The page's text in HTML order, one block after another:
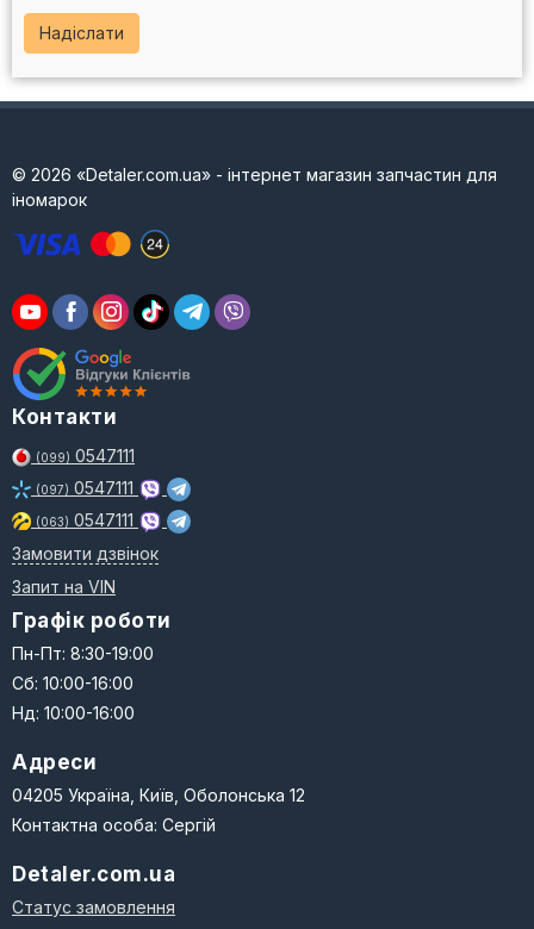
Надіслати
© 2026 «Detaler.com.ua» - інтернет магазин запчастин для
іномарок
Контакти
(099) 0547111
(097) 0547111
(063) 0547111
Замовити дзвінок
Запит на VIN
Графік роботи
Пн-Пт: 8:30-19:00
Сб: 10:00-16:00
Нд: 10:00-16:00
Адреси
04205 Україна, Київ, Оболонська 12
Контактна особа: Сергій
Detaler.com.ua
Статус замовлення